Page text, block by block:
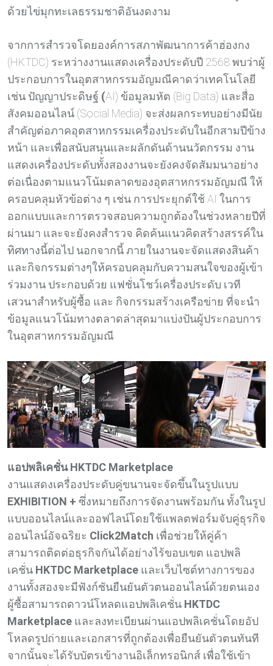
ด้วยไข่มุกทะเลธรรมชาติอันงดงาม
จากการสำรวจโดยองค์การสภาพัฒนาการค้าฮ่องกง
(HKTDC) ระหว่างงานแสดงเครื่องประดับปี 2568 พบว่าผู้
ประกอบการในอุตสาหกรรมอัญมณีคาดว่าเทคโนโลยี
เช่น ปัญญาประดิษฐ์ (AI) ข้อมูลมหัต (Big Data) และสื่อ
สังคมออนไลน์ (Social Media) จะส่งผลกระทบอย่างมีนัย
สำคัญต่อภาคอุตสาหกรรมเครื่องประดับในอีกสามปีข้าง
หน้า และเพื่อสนับสนุนและผลักดันด้านนวัตกรรม งาน
แสดงเครื่องประดับทั้งสองงานจะยังคงจัดสัมมนาอย่าง
ต่อเนื่องตามแนวโน้มตลาดของอุตสาหกรรมอัญมณี ให้
ครอบคลุมหัวข้อต่าง ๆ เช่น การประยุกต์ใช้ AI ในการ
ออกแบบและการตรวจสอบความถูกต้องในช่วงหลายปีที่
ผ่านมา และจะยังคงสำรวจ คิดค้นแนวคิดสร้างสรรค์ใน
ทิศทางนี้ต่อไป นอกจากนี้ ภายในงานจะจัดแสดงสินค้า
และกิจกรรมต่างๆให้ครอบคลุมกับความสนใจของผู้เข้า
ร่วมงาน ประกอบด้วย แฟชั่นโชว์เครื่องประดับ เวที
เสวนาสำหรับผู้ซื้อ และ กิจกรรมสร้างเครือข่าย ที่จะนำ
ข้อมูลแนวโน้มทางตลาดล่าสุดมาแบ่งปันผู้ประกอบการ
ในอุตสาหกรรมอัญมณี
แอปพลิเคชั่น HKTDC Marketplace
งานแสดงเครื่องประดับคู่ขนานจะจัดขึ้นในรูปแบบ
EXHIBITION + ซึ่งหมายถึงการจัดงานพร้อมกัน ทั้งในรูป
แบบออนไลน์และออฟไลน์โดยใช้แพลตฟอร์มจับคู่ธุรกิจ
ออนไลน์อัจฉริยะ Click2Match เพื่อช่วยให้คู่ค้า
สามารถติดต่อธุรกิจกันได้อย่างไร้ขอบเขต แอปพลิ
เคชั่น HKTDC Marketplace และเว็บไซต์ทางการของ
งานทั้งสองจะมีฟังก์ชันยืนยันตัวตนออนไลน์ด้วยตนเอง
ผู้ซื้อสามารถดาวน์โหลดแอปพลิเคชั่น HKTDC
Marketplace และลงทะเบียนผ่านแอปพลิเคชั่นโดยอัป
โหลดรูปถ่ายและเอกสารที่ถูกต้องเพื่อยืนยันตัวตนทันที
จากนั้นจะได้รับบัตรเข้างานอิเล็กทรอนิกส์ เพื่อใช้เข้า